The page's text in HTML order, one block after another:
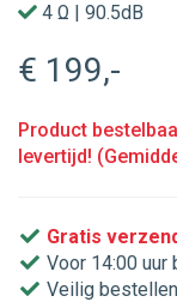
4 Ω | 90.5dB
€ 199,-
Product
levertijd!
Gratis
Voor 14:00 uur
Veilig